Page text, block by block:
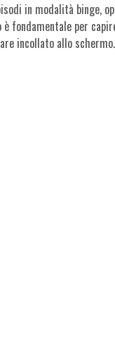
in modalità binge,
fondamentale per
incollato allo